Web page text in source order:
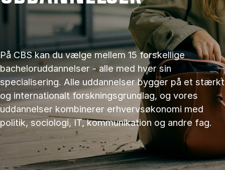
På CBS kan du vælge mellem 15 forskellige
bacheloruddannelser - alle med hver sin
specialisering. Alle uddannelser bygger på et stærkt
og internationalt forskningsgrundlag, og vores
uddannelser kombinerer erhvervsøkonomi med
politik, sociologi, IT, kommunikation og andre fag.